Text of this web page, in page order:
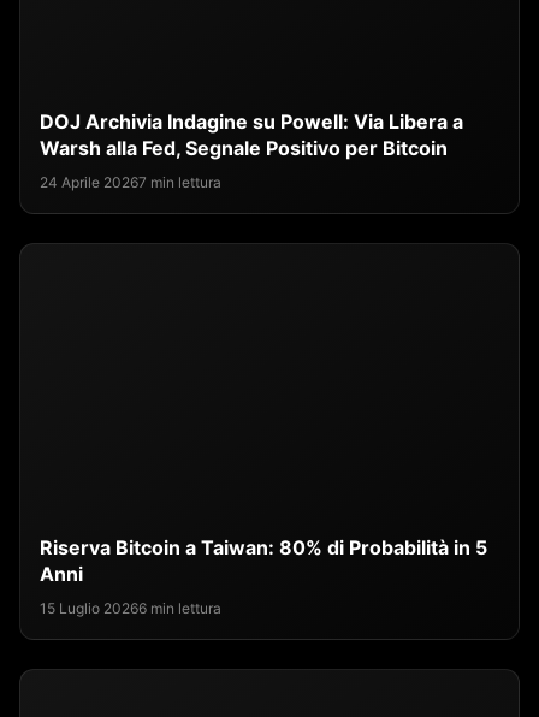
DOJ Archivia Indagine su Powell: Via Libera a
Warsh alla Fed, Segnale Positivo per Bitcoin
24 Aprile 20267 min lettura
Riserva Bitcoin a Taiwan: 80% di Probabilità in 5
Anni
15 Luglio 20266 min lettura